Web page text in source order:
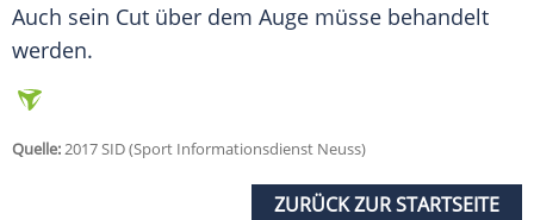
Auch sein Cut über dem Auge müsse behandelt
werden.
Quelle:2017 SID (Sport Informationsdienst Neuss)
ZURÜCK ZUR STARTSEITE